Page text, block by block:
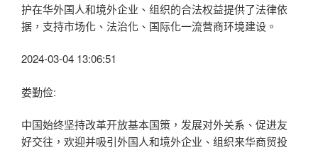
护在华外国人和境外企业、组织的合法权益提供了法律依
据，支持市场化、法治化、国际化一流营商环境建设。
2024-03-04 13:06:51
娄勤俭:
中国始终坚持改革开放基本国策，发展对外关系、促进友
好交往，欢迎并吸引外国人和境外企业、组织来华商贸投